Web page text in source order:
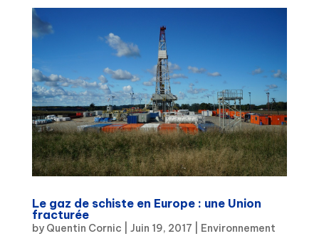
Le gaz de schiste en Europe : une Union
fracturée
by Quentin Cornic Juin 19, 2017 Environnement